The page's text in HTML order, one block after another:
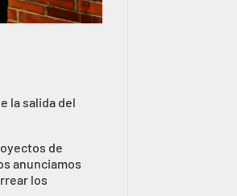
la salida del
de
anunciamos
los